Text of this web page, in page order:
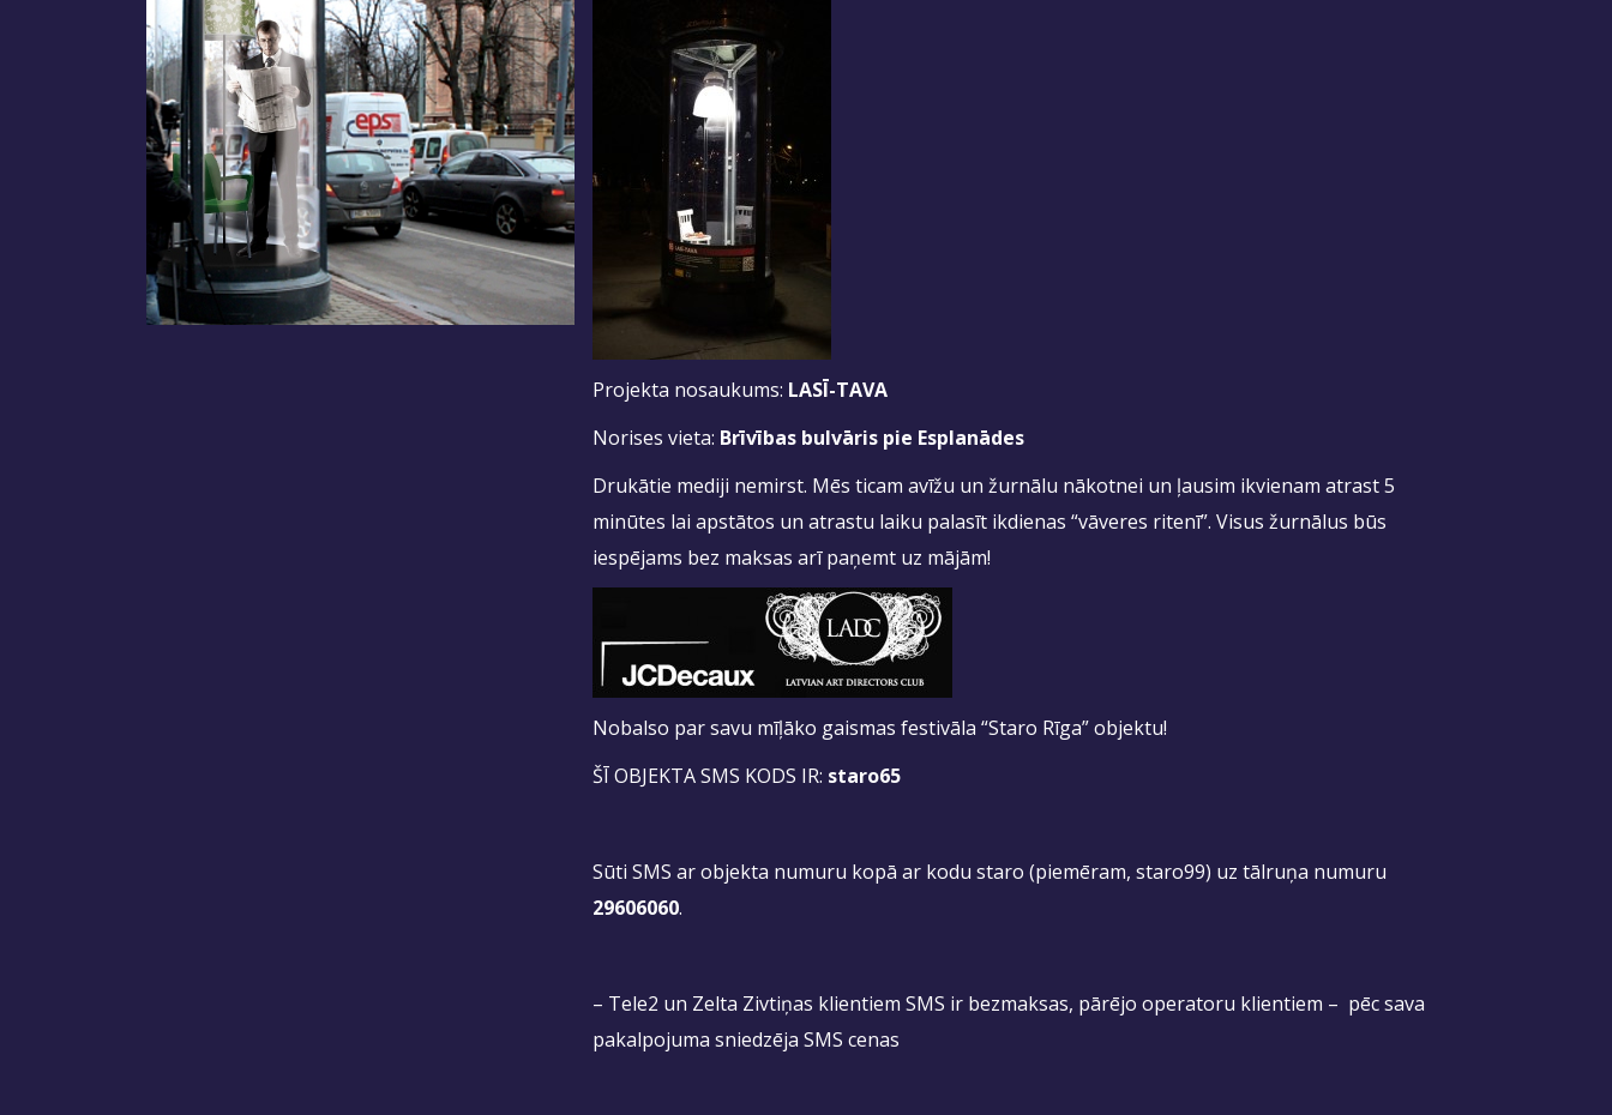
Projekta nosaukums: LASĪ-TAVA
Norises vieta: Brīvības bulvāris pie Esplanādes
Drukātie mediji nemirst. Mēs ticam avīžu un žurnālu nākotnei un ļausim ikvienam atrast 5
minūtes lai apstātos un atrastu laiku palasīt ikdienas “vāveres ritenī”. Visus žurnālus būs
iespējams bez maksas arī paņemt uz mājām!
Nobalso par savu mīļāko gaismas festivāla “Staro Rīga” objektu!
ŠĪ OBJEKTA SMS KODS IR: staro65
Sūti SMS ar objekta numuru kopā ar kodu staro (piemēram, staro99) uz tālruņa numuru
29606060.
– Tele2 un Zelta Zivtiņas klientiem SMS ir bezmaksas, pārējo operatoru klientiem – pēc sava
pakalpojuma sniedzēja SMS cenas